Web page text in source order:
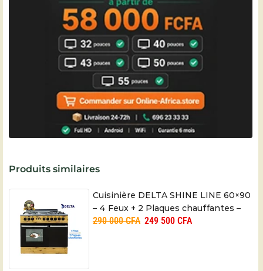
Produits similaires
Cuisinière DELTA SHINE LINE 60×90
– 4 Feux + 2 Plaques chauffantes –
06 mois
290 000CFA 249 500 CFA